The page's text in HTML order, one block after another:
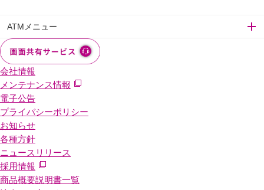
ATMメニュー
会社情報
メンテナンス情報
電子公告
プライバシーポリシー
お知らせ
各種方針
ニュースリリース
採用情報
商品概要説明書一覧